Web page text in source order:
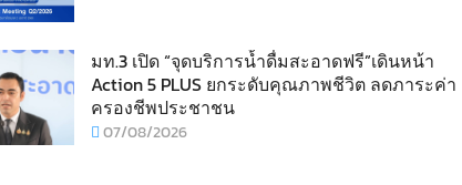
มท.3 เปิด “จุดบริการน้ำดื่มสะอาดฟรี”เดินหน้า
Action 5 PLUS ยกระดับคุณภาพชีวิต ลดภาระค่า
ครองชีพประชาชน
07/08/2026